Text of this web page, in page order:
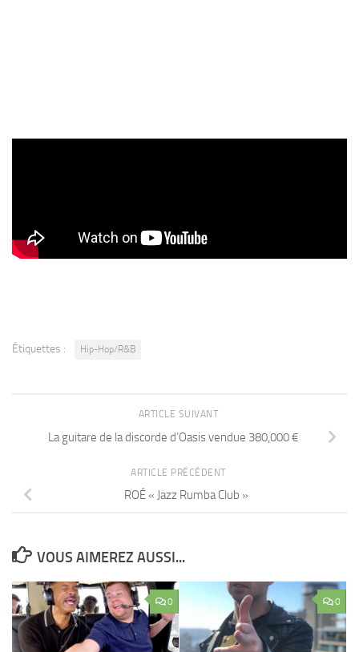
Étiquettes : Hip-Hop/R&B
ARTICLE SUIVANT
La guitare de la discorde d’Oasis vendue 380,000 €
ARTICLE PRÉCÉDENT
ROÉ « Jazz Rumba Club »
VOUS AIMEREZ AUSSI...
0 0